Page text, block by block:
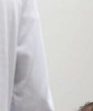
Journalistes